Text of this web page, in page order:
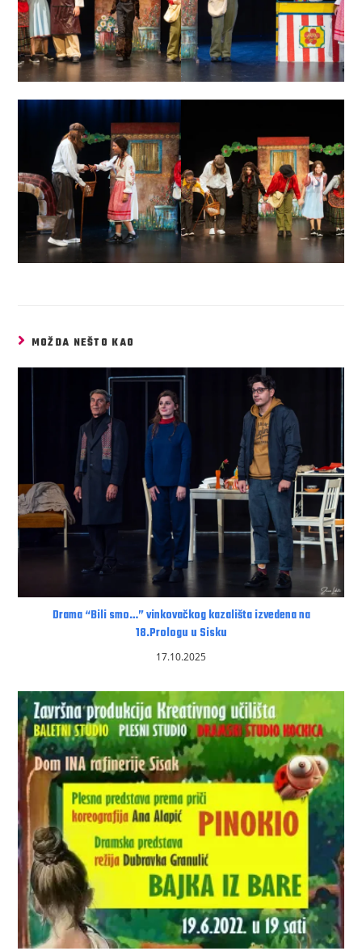
MOŽDA NEŠTO KAO
Drama “Bili smo…” vinkovačkog kazališta izvedena na
18.Prologu u Sisku
17.10.2025